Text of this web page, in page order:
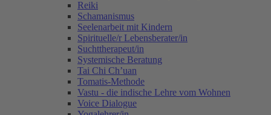
Reiki
Schamanismus
Seelenarbeit mit Kindern
Spirituelle/r Lebensberater/in
Suchttherapeut/in
Systemische Beratung
Tai Chi Ch’uan
Tomatis-Methode
Vastu - die indische Lehre vom Wohnen
Voice Dialogue